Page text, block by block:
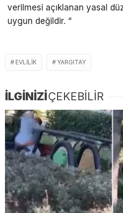
verilmesi açıklanan yasal
uygun değildir. “
EVLILIK YARGITAY
İLGİNİZİÇEKEBİLİR